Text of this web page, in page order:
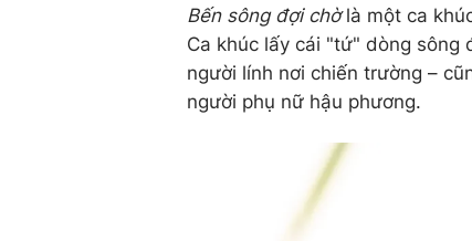
Bến sông đợi chờlà một ca
Ca khúc lấy cái "tứ" dòng sông
người lính nơi chiến trường –
người phụ nữ hậu phương.